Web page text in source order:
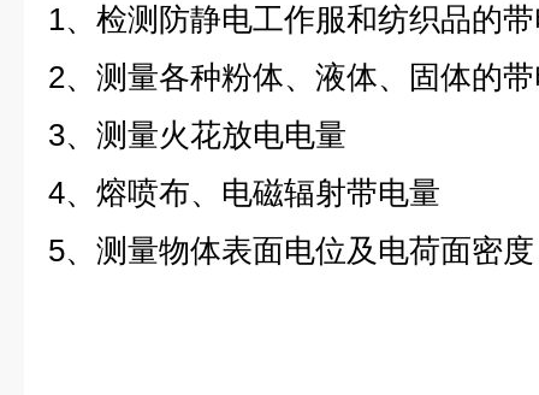
1、检测防静电工作服和纺织品的
2、测量各种粉体、液体、固体的
3、 测量火花放电电量
4、熔喷布、电磁辐射带电量
5、测量物体表面电位及电荷面密度